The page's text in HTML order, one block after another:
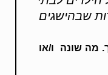
שבהישגים
מה שונה ו/או